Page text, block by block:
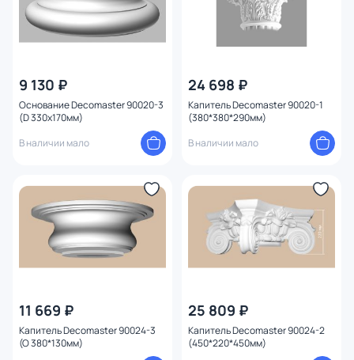
9 130 ₽
Основание Decomaster 90020-3
(D 330х170мм)
В наличии мало
24 698 ₽
Капитель Decomaster 90020-1
(380*380*290мм)
В наличии мало
11 669 ₽
Капитель Decomaster 90024-3
(O 380*130мм)
25 809 ₽
Капитель Decomaster 90024-2
(450*220*450мм)